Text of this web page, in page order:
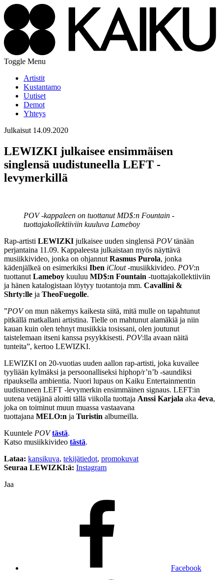
Toggle Menu
Artistit
Kustantamo
Uutiset
Demot
Yhteys
Julkaisut 14.09.2020
LEWIZKI julkaisee ensimmäisen
singlensä uudistuneella LEFT -
levymerkillä
POV -kappaleen on tuottanut MD$:n Fountain -
tuottajakollektiiviin kuuluva Lameboy
Rap-artisti LEWIZKI julkaisee uuden singlensä POVtänään
perjantaina 11.09. Kappaleesta julkaistaan myös näyttävä
musiikkivideo, jonka on ohjannut Rasmus Purola, jonka
kädenjälkeä on esimerkiksi Iben iClout-musiikkivideo. POV:n
tuottanut Lameboy kuuluu MD$:n Fountain -tuottajakollektiiviin
ja hänen katalogistaan löytyy tuotantoja mm. Cavallini &
Shrty:lle ja TheoFuegolle.
”POVon mun näkemys kaikesta siitä, mitä mulle on tapahtunut
pitkällä matkallani artistina. Tielle on mahtunut alamäkiä ja niin
kauan kuin olen tehnyt musiikkia tosissani, olen joutunut
taistelemaan itseni kanssa psyykkisesti. POV:lla avaan näitä
tunteita”, kertoo LEWIZKI.
LEWIZKI on 20-vuotias uuden aallon rap-artisti, joka kuvailee
tyyliään kylmäksi ja persoonalliseksi hiphop/r’n’b -saundiksi
ripauksella ambientia. Nuori lupaus on Kaiku Entertainmentin
uudistuneen LEFT -levymerkin ensimmäinen signaus. LEFT:in
uutena vetäjänä aloitti tällä viikolla tuottaja Anssi Karjala aka 4eva,
joka on toiminut muun muassa vastaavana
tuottajana MELO:n ja Turistin albumeilla.
Kuuntele POVtästä.
Katso musiikkivideo tästä.
Lataa: kansikuva, tekijätiedot, promokuvat
Seuraa LEWIZKI:ä: Instagram
Jaa
Facebook